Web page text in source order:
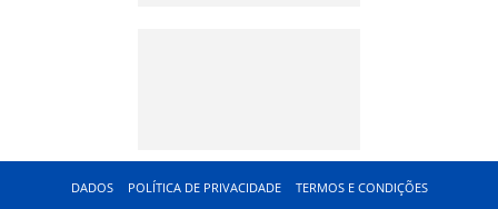
DADOS POLÍTICA DE PRIVACIDADE TERMOS E CONDIÇÕES